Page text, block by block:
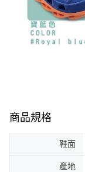
商品規格
鞋面
產地